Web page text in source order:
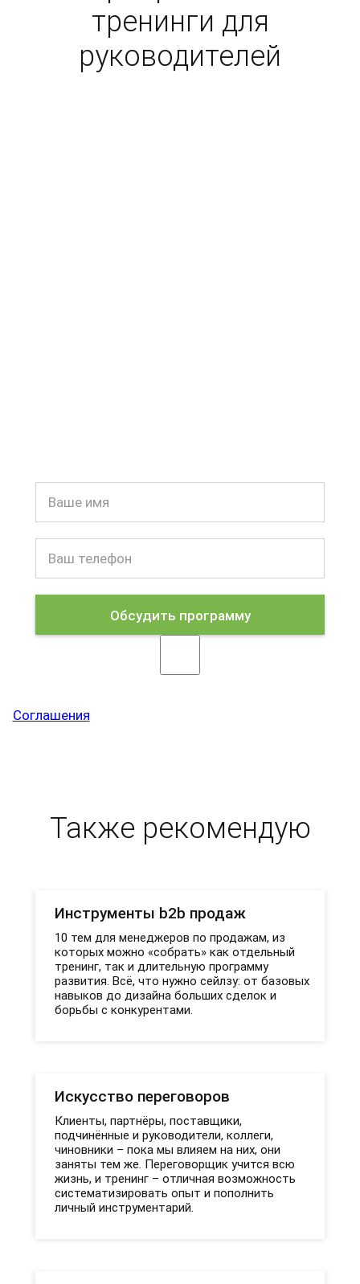
тренинги для
руководителей
Обсудить программу
Соглашения
Также рекомендую
Инструменты b2b продаж
10 тем для менеджеров по продажам, из
которых можно «собрать» как отдельный
тренинг, так и длительную программу
развития. Всё, что нужно сейлзу: от базовых
навыков до дизайна больших сделок и
борьбы с конкурентами.
Искусство переговоров
Клиенты, партнёры, поставщики,
подчинённые и руководители, коллеги,
чиновники – пока мы влияем на них, они
заняты тем же. Переговорщик учится всю
жизнь, и тренинг – отличная возможность
систематизировать опыт и пополнить
личный инструментарий.